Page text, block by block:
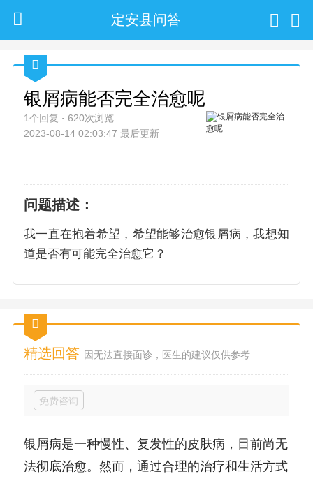
定安县问答
银屑病能否完全治愈呢
1个回复
620次浏览
2023-08-14 02:03:47 最后更新
问题描述：
我一直在抱着希望，希望能够治愈银屑病，我想知
道是否有可能完全治愈它？
精选回答 因无法直接面诊，医生的建议仅供参考
免费咨询
银屑病是一种慢性、复发性的皮肤病，目前尚无
法彻底治愈。然而，通过合理的治疗和生活方式